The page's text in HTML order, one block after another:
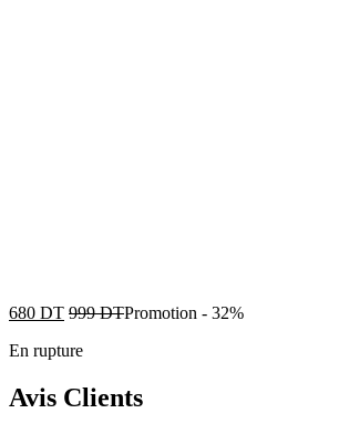
680 DT 999DTPromotion - 32%
En rupture
Avis Clients